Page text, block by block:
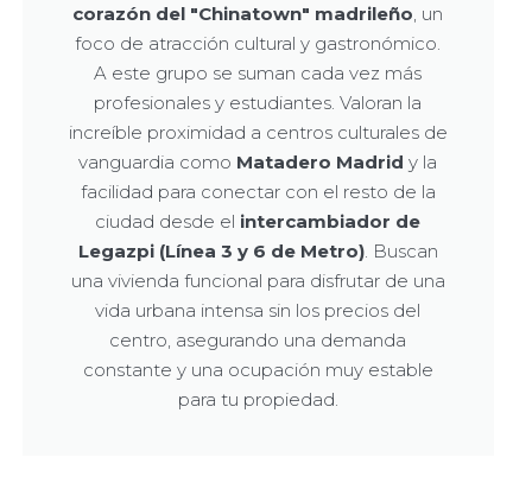
corazón del "Chinatown" madrileño , un
foco de atracción cultural y gastronómico.
A este grupo se suman cada vez más
profesionales y estudiantes. Valoran la
increíble proximidad a centros culturales de
vanguardia como Matadero Madrid y la
facilidad para conectar con el resto de la
ciudad desde el intercambiador de
Legazpi (Línea 3 y 6 de Metro). Buscan
una vivienda funcional para disfrutar de una
vida urbana intensa sin los precios del
centro, asegurando una demanda
constante y una ocupación muy estable
para tu propiedad.